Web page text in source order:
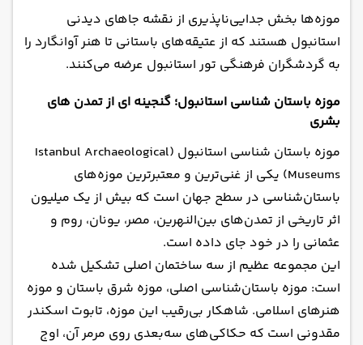
موزه‌ها بخش جدایی‌ناپذیری از نقشه جاهای دیدنی
استانبول هستند که از عتیقه‌های باستانی تا هنر آوانگارد را
به گردشگران فرهنگی تور استانبول عرضه می‌کنند.
موزه باستان شناسی استانبول؛ گنجینه ای از تمدن های
بشری
موزه باستان شناسی استانبول (Istanbul Archaeological
Museums) یکی از غنی‌ترین و معتبرترین موزه‌های
باستان‌شناسی در سطح جهان است که بیش از یک میلیون
اثر تاریخی از تمدن‌های بین‌النهرین، مصر، یونان، روم و
عثمانی را در خود جای داده است.
این مجموعه عظیم از سه ساختمان اصلی تشکیل شده
است: موزه باستان‌شناسی اصلی، موزه شرق باستان و موزه
هنرهای اسلامی. شاهکار بی‌رقیب این موزه، تابوت اسکندر
مقدونی است که حکاکی‌های سه‌بعدی روی مرمر آن، اوج